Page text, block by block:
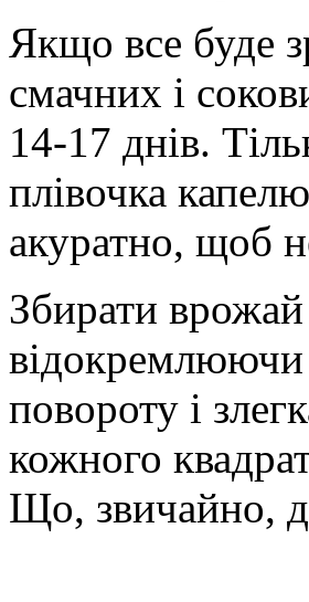
Якщо все буде
смачних і
14-17 днів.
плівочка
акуратно, щоб
Збирати
відокремлюючи
повороту і
кожного
Що, звичайно,